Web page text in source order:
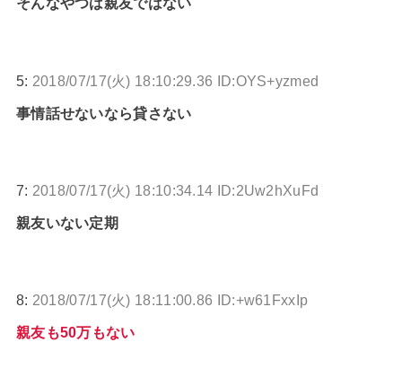
5: 2018/07/17(火) 18:10:29.36 ID:OYS+yzmed
事情話せないなら貸さない
7: 2018/07/17(火) 18:10:34.14 ID:2Uw2hXuFd
親友いない定期
8: 2018/07/17(火) 18:11:00.86 ID:+w61FxxIp
親友も50万もない